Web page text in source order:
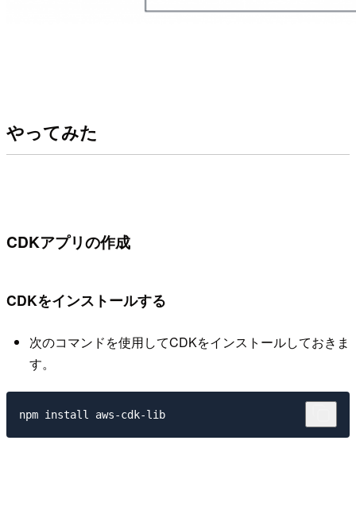
やってみた
CDKアプリの作成
CDKをインストールする
次のコマンドを使用してCDKをインストールしておきま
す。